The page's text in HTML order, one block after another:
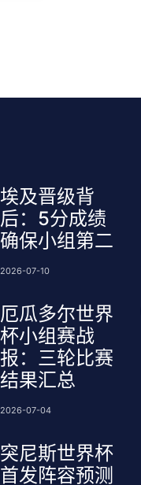
埃及晋级背
后：5分成绩
确保小组第二
2026-07-10
厄瓜多尔世界
杯小组赛战
报：三轮比赛
结果汇总
2026-07-04
突尼斯世界杯
首发阵容预测